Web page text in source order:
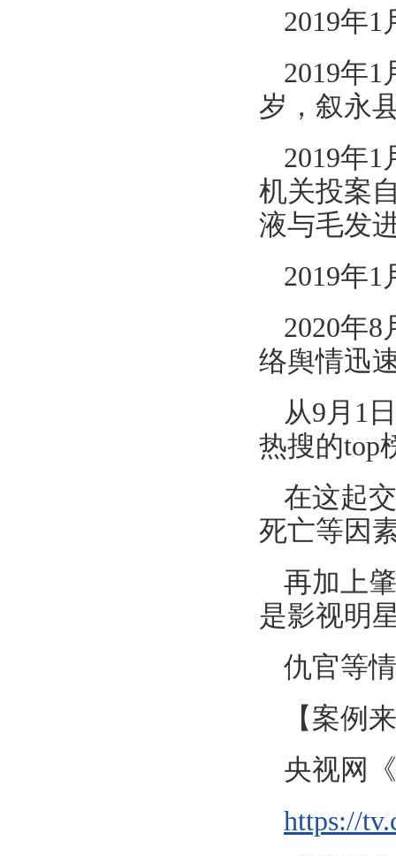
2019年
2019年
岁，叙永
2019年
机关投案
液与毛发
2019年
2020年
络舆情迅
从9月1
热搜的top
在这起
死亡等因
再加上
是影视明
仇官等
【案例
央视网
https://